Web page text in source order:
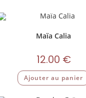
Maïa Calia
12.00 €
Ajouter au panier